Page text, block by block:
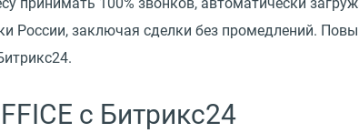
России, заключая сделки без промедлений.
c Битрикс24